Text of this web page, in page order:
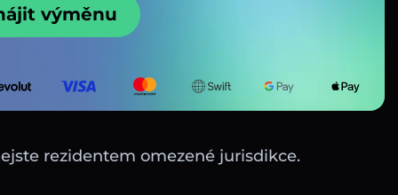
výměnu
rezidentem omezené jurisdikce.